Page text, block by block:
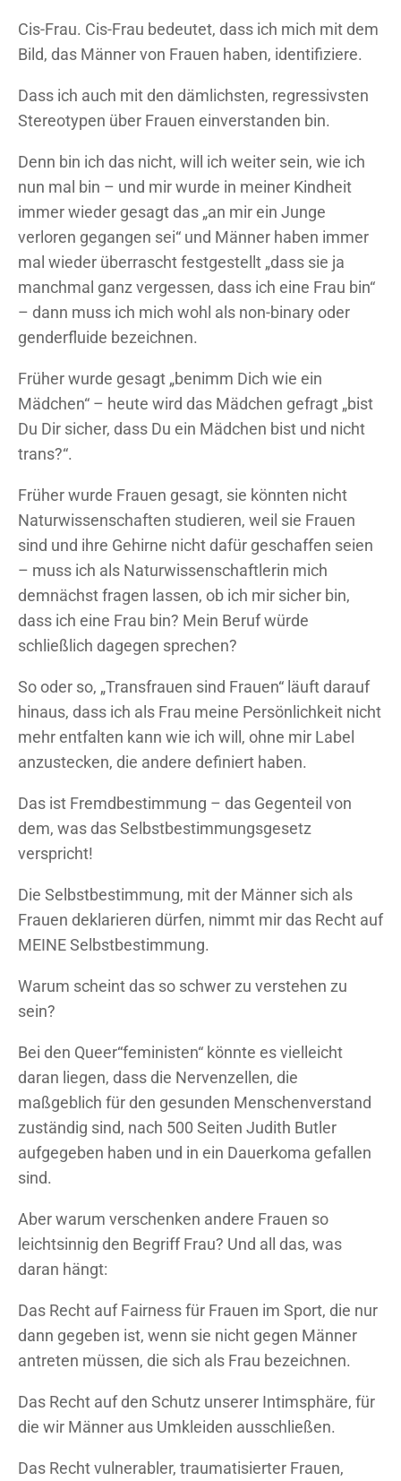
Cis-Frau. Cis-Frau bedeutet, dass ich mich mit dem
Bild, das Männer von Frauen haben, identifiziere.
Dass ich auch mit den dämlichsten, regressivsten
Stereotypen über Frauen einverstanden bin.
Denn bin ich das nicht, will ich weiter sein, wie ich
nun mal bin – und mir wurde in meiner Kindheit
immer wieder gesagt das „an mir ein Junge
verloren gegangen sei“ und Männer haben immer
mal wieder überrascht festgestellt „dass sie ja
manchmal ganz vergessen, dass ich eine Frau bin“
– dann muss ich mich wohl als non-binary oder
genderfluide bezeichnen.
Früher wurde gesagt „benimm Dich wie ein
Mädchen“ – heute wird das Mädchen gefragt „bist
Du Dir sicher, dass Du ein Mädchen bist und nicht
trans?“.
Früher wurde Frauen gesagt, sie könnten nicht
Naturwissenschaften studieren, weil sie Frauen
sind und ihre Gehirne nicht dafür geschaffen seien
– muss ich als Naturwissenschaftlerin mich
demnächst fragen lassen, ob ich mir sicher bin,
dass ich eine Frau bin? Mein Beruf würde
schließlich dagegen sprechen?
So oder so, „Transfrauen sind Frauen“ läuft darauf
hinaus, dass ich als Frau meine Persönlichkeit nicht
mehr entfalten kann wie ich will, ohne mir Label
anzustecken, die andere definiert haben.
Das ist Fremdbestimmung – das Gegenteil von
dem, was das Selbstbestimmungsgesetz
verspricht!
Die Selbstbestimmung, mit der Männer sich als
Frauen deklarieren dürfen, nimmt mir das Recht auf
MEINE Selbstbestimmung.
Warum scheint das so schwer zu verstehen zu
sein?
Bei den Queer“feministen“ könnte es vielleicht
daran liegen, dass die Nervenzellen, die
maßgeblich für den gesunden Menschenverstand
zuständig sind, nach 500 Seiten Judith Butler
aufgegeben haben und in ein Dauerkoma gefallen
sind.
Aber warum verschenken andere Frauen so
leichtsinnig den Begriff Frau? Und all das, was
daran hängt:
Das Recht auf Fairness für Frauen im Sport, die nur
dann gegeben ist, wenn sie nicht gegen Männer
antreten müssen, die sich als Frau bezeichnen.
Das Recht auf den Schutz unserer Intimsphäre, für
die wir Männer aus Umkleiden ausschließen.
Das Recht vulnerabler, traumatisierter Frauen,